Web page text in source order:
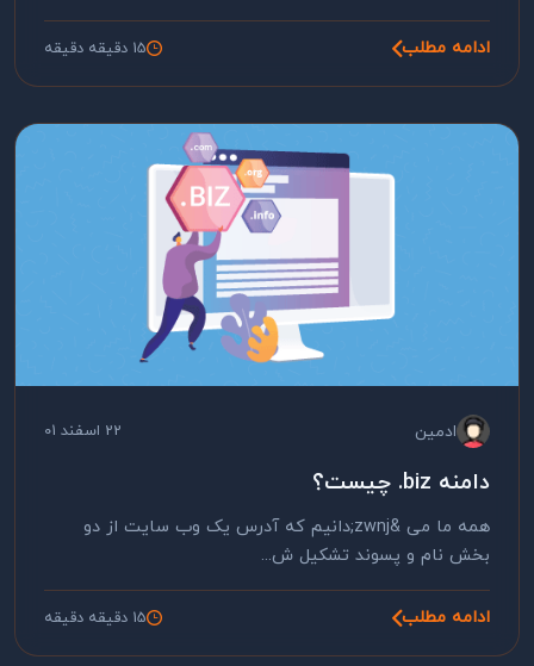
ادامه مطلب 15 دقیقه دقیقه
ادمین 22 اسفند 01
دامنه biz. چیست؟
همه ما می &zwnj;دانیم که آدرس یک وب سایت از دو
بخش نام و پسوند تشکیل ش...
ادامه مطلب 15 دقیقه دقیقه